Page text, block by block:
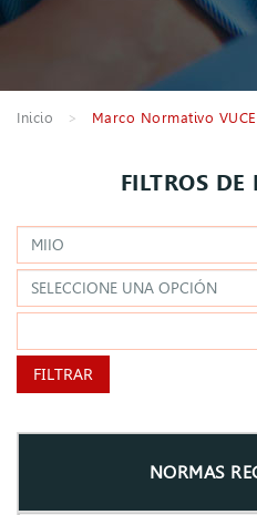
Inicio Marco Normativo VUCE
​​FILTROS DE
FILTRAR
NORMAS